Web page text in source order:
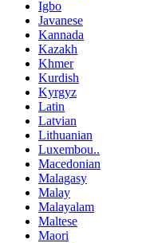
Igbo
Javanese
Kannada
Kazakh
Khmer
Kurdish
Kyrgyz
Latin
Latvian
Lithuanian
Luxembou..
Macedonian
Malagasy
Malay
Malayalam
Maltese
Maori